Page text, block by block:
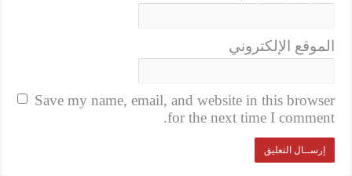
الموقع الإلكتروني
Save my name, email, and website in this browser
for the next time I comment.